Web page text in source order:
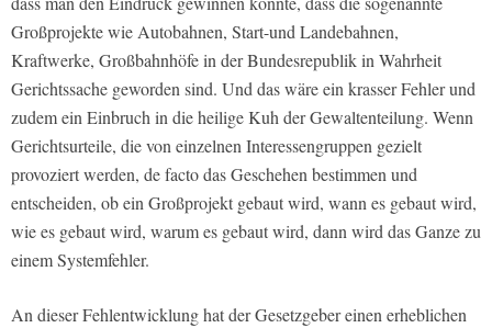
Großprojekte wie Autobahnen, Start-und Landebahnen,
Kraftwerke, Großbahnhöfe in der Bundesrepublik in Wahrheit
Gerichtssache geworden sind. Und das wäre ein krasser Fehler und
zudem ein Einbruch in die heilige Kuh der Gewaltenteilung. Wenn
Gerichtsurteile, die von einzelnen Interessengruppen gezielt
provoziert werden, de facto das Geschehen bestimmen und
entscheiden, ob ein Großprojekt gebaut wird, wann es gebaut wird,
wie es gebaut wird, warum es gebaut wird, dann wird das Ganze zu
einem Systemfehler.
An dieser Fehlentwicklung hat der Gesetzgeber einen erheblichen